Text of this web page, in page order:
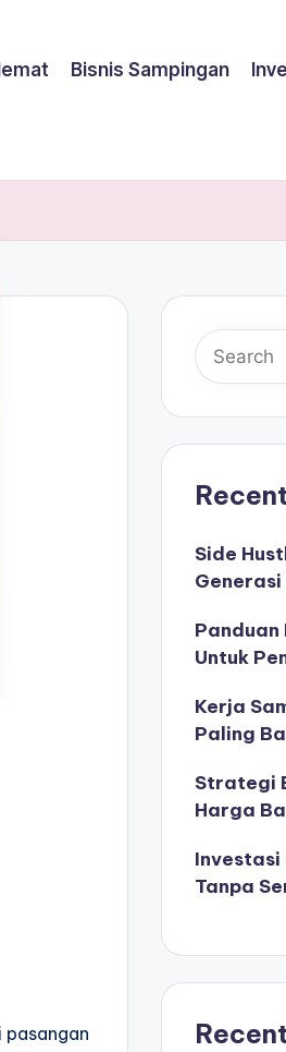
Bisnis Sampingan
pasangan
Side
Generasi
Panduan
Untuk
Kerja
Paling
Strategi
Harga
Investasi
Tanpa